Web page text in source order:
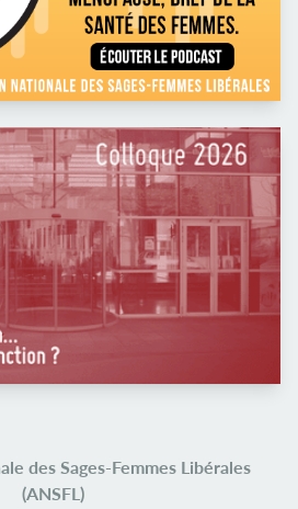
des Sages-Femmes Libérales
(ANSFL)